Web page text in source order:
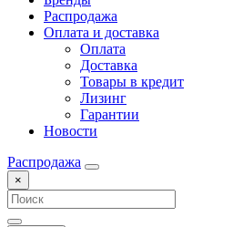
Распродажа
Оплата и доставка
Оплата
Доставка
Товары в кредит
Лизинг
Гарантии
Новости
Распродажа
×